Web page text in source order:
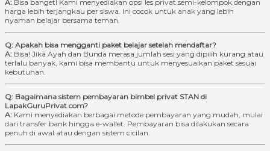
A: Bisa banget! Kami menyediakan opsi les privat semi-kelompok dengan
harga lebih terjangkau per siswa. Ini cocok untuk anak yang lebih
nyaman belajar bersama teman.
Q: Apakah bisa mengganti paket belajar setelah mendaftar?
A: Bisa! Jika Ayah dan Bunda merasa jumlah sesi yang dipilih kurang atau
terlalu banyak, kami bisa membantu untuk menyesuaikan paket sesuai
kebutuhan.
Q: Bagaimana sistem pembayaran bimbel privat STAN di
LapakGuruPrivat.com?
A: Kami menyediakan berbagai metode pembayaran yang mudah, mulai
dari transfer bank hingga e-wallet. Pembayaran bisa dilakukan secara
penuh di awal atau dengan sistem cicilan.